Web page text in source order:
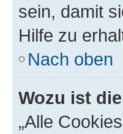
sein, damit
Hilfe zu
Nach oben
Wozu ist
„Alle